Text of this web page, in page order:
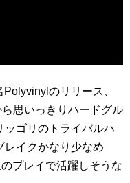
のリリース、
ら思いっきりハードグル
ッゴリのトライバルハ
レイクかなり少なめ
プレイで活躍しそうな